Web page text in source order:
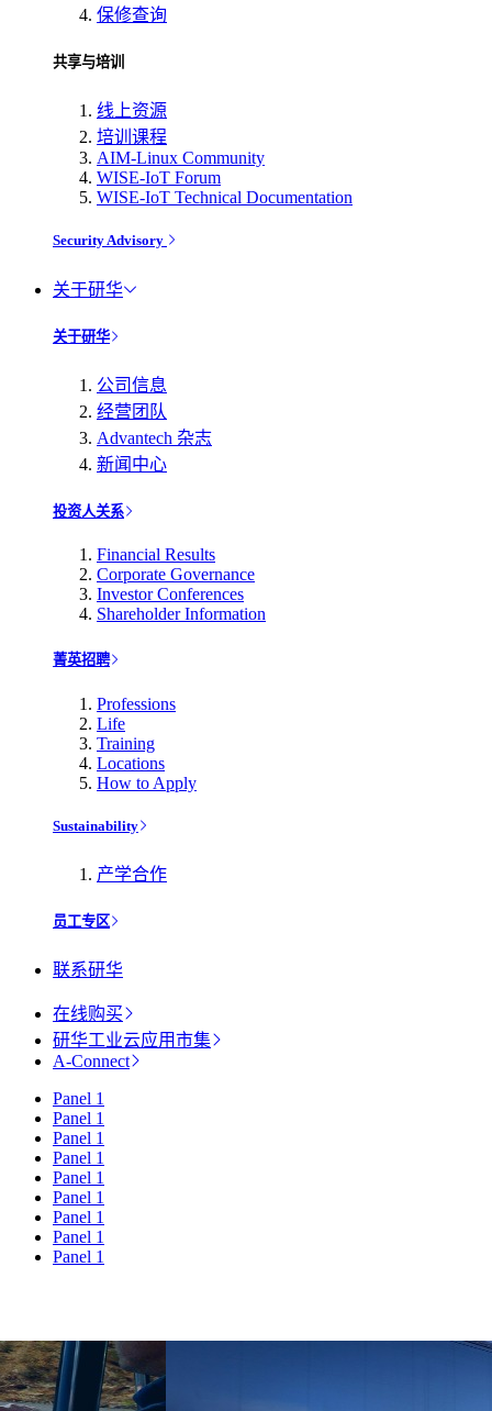
保修查询
共享与培训
线上资源
培训课程
AIM-Linux Community
WISE-IoT Forum
WISE-IoT Technical Documentation
Security Advisory
关于研华
关于研华
公司信息
经营团队
Advantech 杂志
新闻中心
投资人关系
Financial Results
Corporate Governance
Investor Conferences
Shareholder Information
菁英招聘
Professions
Life
Training
Locations
How to Apply
Sustainability
产学合作
员工专区
联系研华
在线购买
研华工业云应用市集
A-Connect
Panel 1
Panel 1
Panel 1
Panel 1
Panel 1
Panel 1
Panel 1
Panel 1
Panel 1